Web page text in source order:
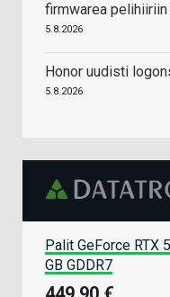
firmwarea pelihiiriin
5.8.2026
Honor uudisti
5.8.2026
Palit GeForce RTX
GB GDDR7